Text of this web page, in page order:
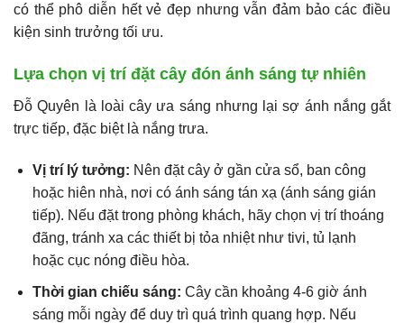
có thể phô diễn hết vẻ đẹp nhưng vẫn đảm bảo các điều
kiện sinh trưởng tối ưu.
Lựa chọn vị trí đặt cây đón ánh sáng tự nhiên
Đỗ Quyên là loài cây ưa sáng nhưng lại sợ ánh nắng gắt
trực tiếp, đặc biệt là nắng trưa.
Vị trí lý tưởng: Nên đặt cây ở gần cửa sổ, ban công
hoặc hiên nhà, nơi có ánh sáng tán xạ (ánh sáng gián
tiếp). Nếu đặt trong phòng khách, hãy chọn vị trí thoáng
đãng, tránh xa các thiết bị tỏa nhiệt như tivi, tủ lạnh
hoặc cục nóng điều hòa.
Thời gian chiếu sáng: Cây cần khoảng 4-6 giờ ánh
sáng mỗi ngày để duy trì quá trình quang hợp. Nếu